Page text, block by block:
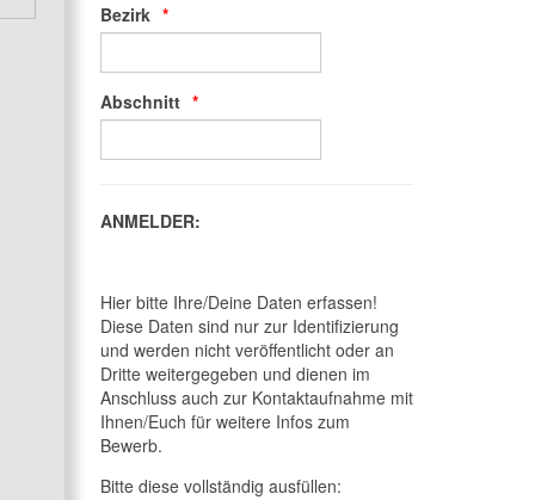
Bezirk
Abschnitt
ANMELDER:
Hier bitte Ihre/Deine Daten erfassen!
Diese Daten sind nur zur Identifizierung
und werden nicht veröffentlicht oder an
Dritte weitergegeben und dienen im
Anschluss auch zur Kontaktaufnahme mit
Ihnen/Euch für weitere Infos zum
Bewerb.
Bitte diese vollständig ausfüllen: